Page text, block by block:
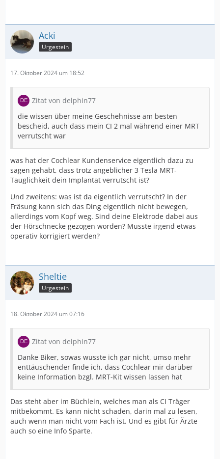
Acki
Urgestein
17. Oktober 2024 um 18:52
Zitat von delphin77
die wissen über meine Geschehnisse am besten
bescheid, auch dass mein CI 2 mal während einer MRT
verrutscht war
was hat der Cochlear Kundenservice eigentlich dazu zu
sagen gehabt, dass trotz angeblicher 3 Tesla MRT-
Tauglichkeit dein Implantat verrutscht ist?
Und zweitens: was ist da eigentlich verrutscht? In der
Fräsung kann sich das Ding eigentlich nicht bewegen,
allerdings vom Kopf weg. Sind deine Elektrode dabei aus
der Hörschnecke gezogen worden? Musste irgend etwas
operativ korrigiert werden?
Sheltie
Urgestein
18. Oktober 2024 um 07:16
Zitat von delphin77
Danke Biker, sowas wusste ich gar nicht, umso mehr
enttäuschender finde ich, dass Cochlear mir darüber
keine Information bzgl. MRT-Kit wissen lassen hat
Das steht aber im Büchlein, welches man als CI Träger
mitbekommt. Es kann nicht schaden, darin mal zu lesen,
auch wenn man nicht vom Fach ist. Und es gibt für Ärzte
auch so eine Info Sparte.